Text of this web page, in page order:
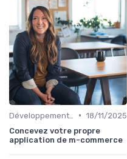
• 18/11/2025
Concevez votre propre
application de m-commerce